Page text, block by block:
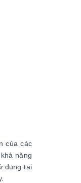
của các
năng
dụng tại